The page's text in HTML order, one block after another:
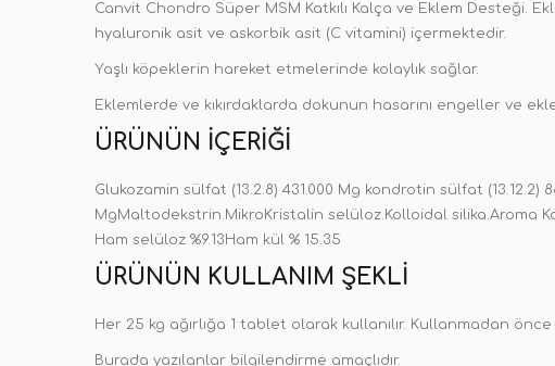
Canvit Chondro Süper MSM Katkılı Kalça ve Eklem Desteği.
hyaluronik asit ve askorbik asit (C vitamini) içermektedir.
Yaşlı köpeklerin hareket etmelerinde kolaylık sağlar.
Eklemlerde ve kıkırdaklarda dokunun hasarını engeller ve
ÜRÜNÜN İÇERIĞI
Glukozamin sülfat (13.2.8) 431.000 Mg kondrotin sülfat (13.12.2)
MgMaltodekstrin.MikroKristalin selüloz.Kolloidal silika.Aroma
Ham selüloz %9.13Ham kül % 15.35
ÜRÜNÜN KULLANIM ŞEKLI
Her 25 kg ağırlığa 1 tablet olarak kullanılır. Kullanmadan
Burada yazılanlar bilgilendirme amaçlıdır.